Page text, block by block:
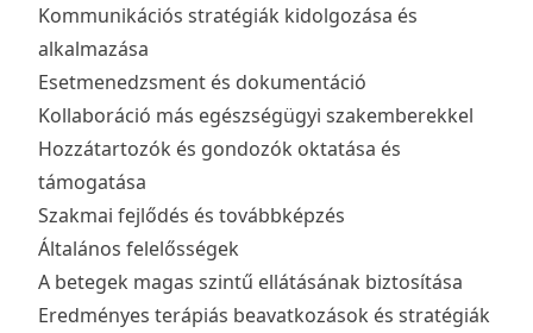
Kommunikációs stratégiák kidolgozása és
alkalmazása
Esetmenedzsment és dokumentáció
Kollaboráció más egészségügyi szakemberekkel
Hozzátartozók és gondozók oktatása és
támogatása
Szakmai fejlődés és továbbképzés
Általános felelősségek
A betegek magas szintű ellátásának biztosítása
Eredményes terápiás beavatkozások és stratégiák